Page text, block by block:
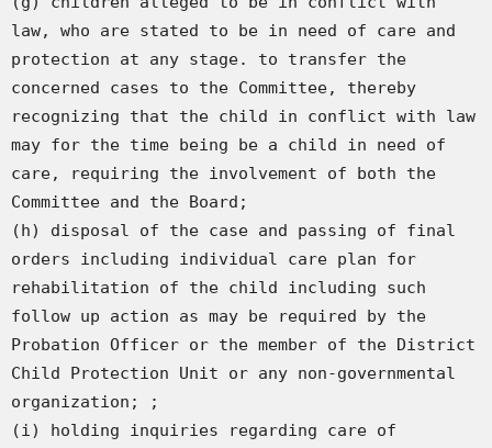
law, who are stated to be in need of care and
protection at any stage. to transfer the
concerned cases to the Committee, thereby
recognizing that the child in conflict with law
may for the time being be a child in need of
care, requiring the involvement of both the
Committee and the Board;
(h) disposal of the case and passing of final
orders including individual care plan for
rehabilitation of the child including such
follow up action as may be required by the
Probation Officer or the member of the District
Child Protection Unit or any non-governmental
organization; ;
(i) holding inquiries regarding care of